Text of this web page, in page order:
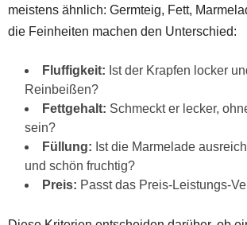
meistens ähnlich: Germteig, Fett,
die Feinheiten machen den Unterschied:
Fluffigkeit: Ist der Krapfen locker
Reinbeißen?
Fettgehalt: Schmeckt er lecker,
sein?
Füllung: Ist die Marmelade
und schön fruchtig?
Preis: Passt das Preis-Leistungs-